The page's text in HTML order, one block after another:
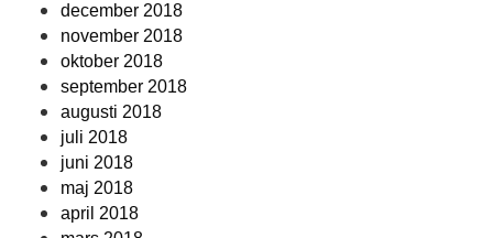
december 2018
november 2018
oktober 2018
september 2018
augusti 2018
juli 2018
juni 2018
maj 2018
april 2018